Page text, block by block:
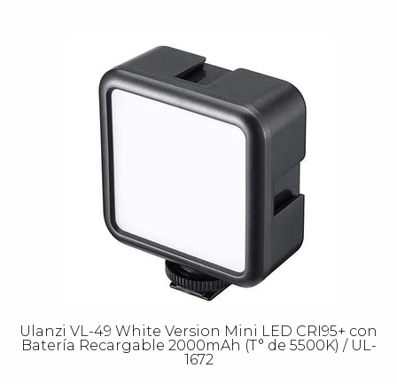
Ulanzi VL-49 White Version Mini LED CRI95+ con
Batería Recargable 2000mAh (T° de 5500K) / UL-
1672